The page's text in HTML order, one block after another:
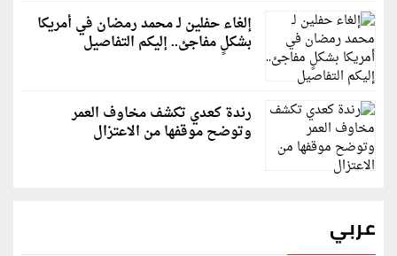
إلغاء حفلين لـ محمد رمضان في أمريكا
بشكلٍ مفاجئ.. إليكم التفاصيل
رندة كعدي تكشف مخاوف العمر
وتوضح موقفها من الاعتزال
عربي
رويترز: إيران ترفض مقترحًا عُمانيًا للإدارة المشتركة